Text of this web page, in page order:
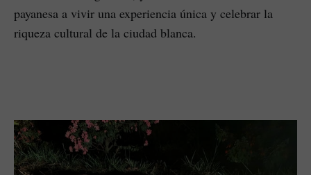
payanesa a vivir una experiencia única y celebrar la
riqueza cultural de la ciudad blanca.